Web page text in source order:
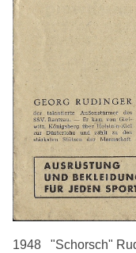
1948 "Schorsch"